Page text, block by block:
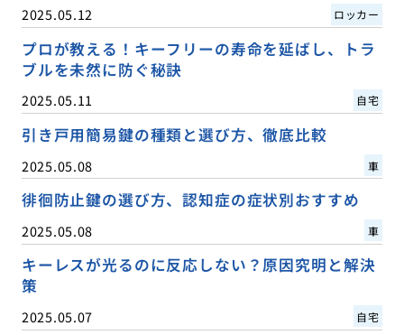
2025.05.12 ロッカー
プロが教える！キーフリーの寿命を延ばし、トラ
ブルを未然に防ぐ秘訣
2025.05.11 自宅
引き戸用簡易鍵の種類と選び方、徹底比較
2025.05.08 車
徘徊防止鍵の選び方、認知症の症状別おすすめ
2025.05.08 車
キーレスが光るのに反応しない？原因究明と解決
策
2025.05.07 自宅